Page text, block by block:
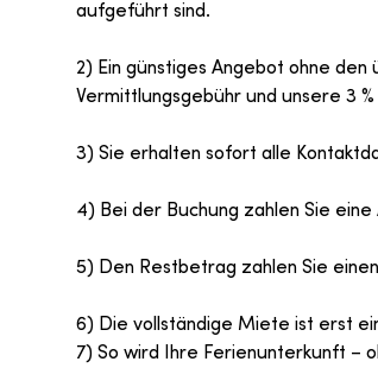
aufgeführt sind.
2) Ein günstiges Angebot ohne den
Vermittlungsgebühr und unsere 3
3) Sie erhalten sofort alle
4) Bei der Buchung zahlen Sie
5) Den Restbetrag zahlen Sie
6) Die vollständige Miete ist erst
7) So wird Ihre Ferienunterkunft –